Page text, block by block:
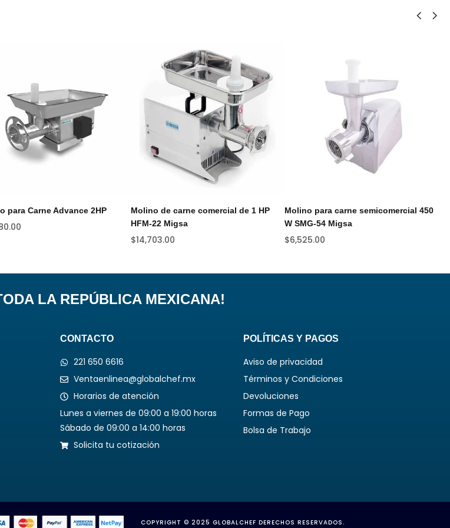
para Carne Advance 2HP
Molino de carne comercial de 1 HP
HFM-22 Migsa
$14,703.00
Molino para carne semicomercial 450
W SMG-54 Migsa
$6,525.00
LA REPÚBLICA MEXICANA!
CONTACTO
221 650 6616
Ventaenlinea@globalchef.mx
Horarios de atención
Lunes a viernes de 09:00 a 19:00 horas
Sábado de 09:00 a 14:00 horas
Solicita tu cotización
POLÍTICAS Y PAGOS
Aviso de privacidad
Términos y Condiciones
Devoluciones
Formas de Pago
Bolsa de Trabajo
COPYRIGHT © 2025 GLOBALCHEF DERECHOS RESERVADOS.